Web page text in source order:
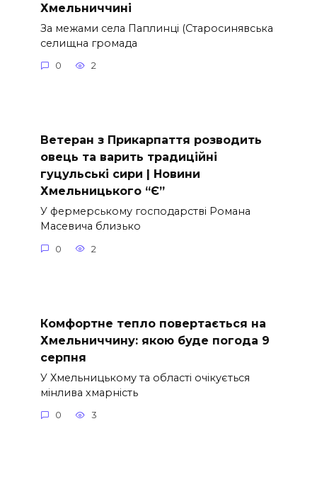
Хмельниччині
За межами села Паплинці (Старосинявська
селищна громада
0 2
Ветеран з Прикарпаття розводить
овець та варить традиційні
гуцульські сири | Новини
Хмельницького “Є”
У фермерському господарстві Романа
Масевича близько
0 2
Комфортне тепло повертається на
Хмельниччину: якою буде погода 9
серпня
У Хмельницькому та області очікується
мінлива хмарність
0 3